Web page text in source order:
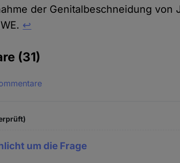
der Genitalbeschneidung von
↩︎
(31)
um die Frage